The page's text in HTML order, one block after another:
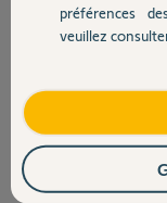
Contact
Richy C.
préférences
veuillez